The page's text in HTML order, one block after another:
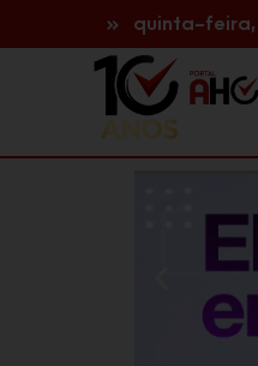
quinta-feira,